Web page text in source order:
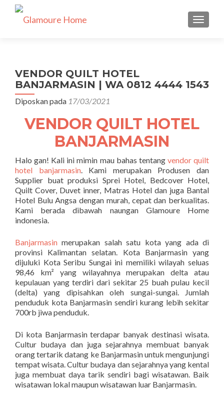
TUKAR
VENDOR QUILT HOTEL
BANJARMASIN | WA 0812 4444 1543
Diposkan pada 17/03/2021
VENDOR QUILT HOTEL
BANJARMASIN
Halo gan! Kali ini mimin mau bahas tentang vendor quilt
hotel banjarmasin. Kami merupakan Produsen dan
Supplier buat produksi Sprei Hotel, Bedcover Hotel,
Quilt Cover, Duvet inner, Matras Hotel dan juga Bantal
Hotel Bulu Angsa dengan murah, cepat dan berkualitas.
Kami berada dibawah naungan Glamoure Home
indonesia.
Banjarmasin merupakan salah satu kota yang ada di
provinsi Kalimantan selatan. Kota Banjarmasin yang
dijuluki Kota Seribu Sungai ini memiliki wilayah seluas
98,46 km² yang wilayahnya merupakan delta atau
kepulauan yang terdiri dari sekitar 25 buah pulau kecil
(delta) yang dipisahkan oleh sungai-sungai. Jumlah
penduduk kota Banjarmasin sendiri kurang lebih sekitar
700rb jiwa penduduk.
Di kota Banjarmasin terdapar banyak destinasi wisata.
Cultur budaya dan juga sejarahnya membuat banyak
orang tertarik datang ke Banjarmasin untuk mengunjungi
tempat wisata. Cultur budaya dan sejarahnya yang kental
juga membuat daya tarik sendiri bagi wisatawan. Baik
wisatawan lokal maupun wisatawan luar Banjarmasin.